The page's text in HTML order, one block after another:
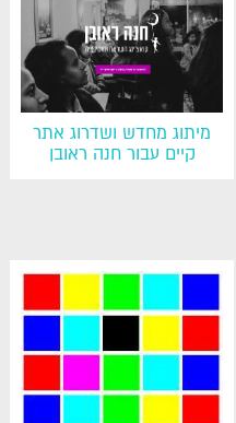
מיתוג מחדש ושדרוג אתר
קיים עבור חנה ראובן